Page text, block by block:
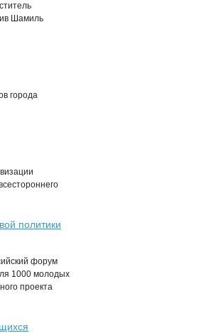
Шамиль
города
политики
форум
1000 молодых
проекта